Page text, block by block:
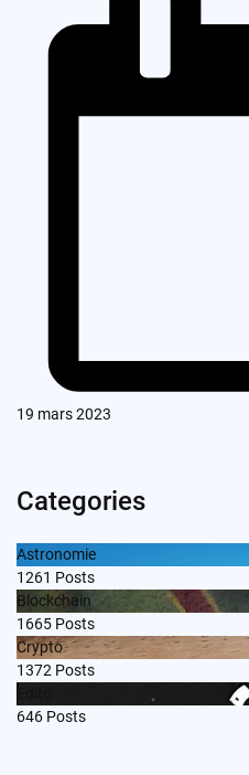
19 mars 2023
Categories
Astronomie
1261 Posts
Blockchain
1665 Posts
Crypto
1372 Posts
646 Posts